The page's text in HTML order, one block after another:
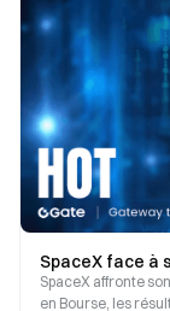
SpaceX affronte
en Bourse, les